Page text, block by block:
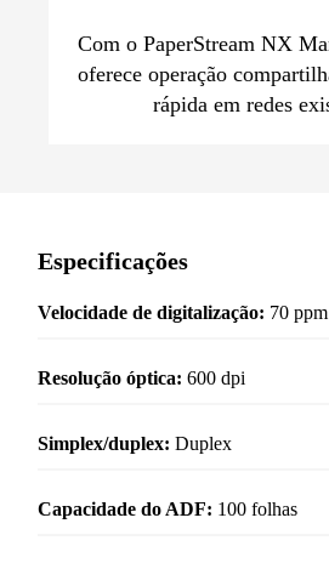
Com o PaperStream NX
oferece operação
rápida em redes
Especificações
Velocidade de digitalização: 70
Resolução óptica:600 dpi
Simplex/duplex:Duplex
Capacidade do ADF: 100 folhas